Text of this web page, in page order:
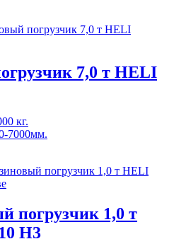
7,0 т HELI
кг.
7000мм.
погрузчик 1,0 т
H3